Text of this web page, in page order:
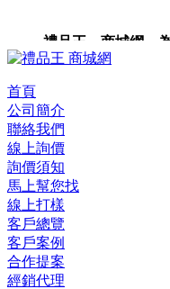
禮品王 商城網 為
品包裝,禮品卡,企業
首頁
公司簡介
聯絡我們
線上詢價
詢價須知
馬上幫您找
線上打樣
客戶總覽
客戶案例
合作提案
經銷代理